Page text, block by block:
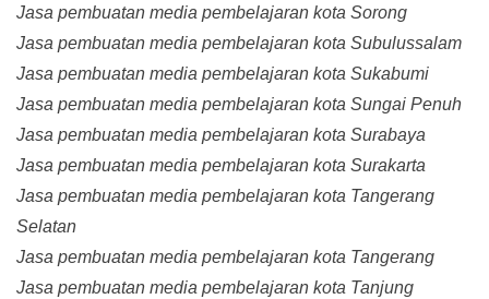
Jasa pembuatan media pembelajaran kota Sorong
Jasa pembuatan media pembelajaran kota Subulussalam
Jasa pembuatan media pembelajaran kota Sukabumi
Jasa pembuatan media pembelajaran kota Sungai Penuh
Jasa pembuatan media pembelajaran kota Surabaya
Jasa pembuatan media pembelajaran kota Surakarta
Jasa pembuatan media pembelajaran kota Tangerang
Selatan
Jasa pembuatan media pembelajaran kota Tangerang
Jasa pembuatan media pembelajaran kota Tanjung